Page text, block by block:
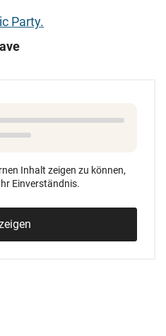
Party.
Inhalt zeigen zu können,
Einverständnis.